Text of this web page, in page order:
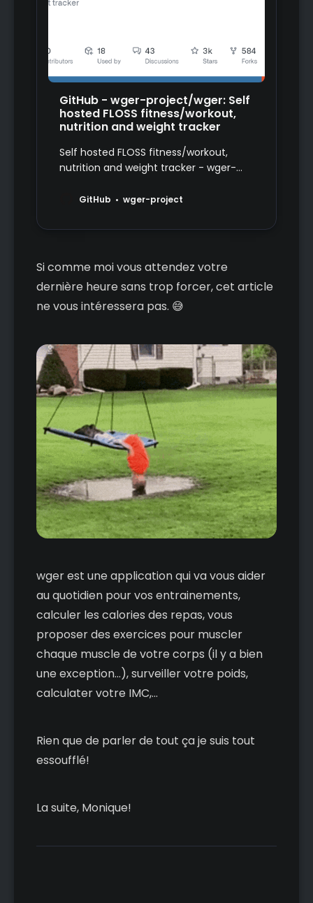
GitHub - wger-project/wger: Self
hosted FLOSS fitness/workout,
nutrition and weight tracker
Self hosted FLOSS fitness/workout,
nutrition and weight tracker - wger-
GitHub wger-project
Si comme moi vous attendez votre
dernière heure sans trop forcer, cet article
ne vous intéressera pas. 😅
wger est une application qui va vous aider
au quotidien pour vos entrainements,
calculer les calories des repas, vous
proposer des exercices pour muscler
chaque muscle de votre corps (il y a bien
une exception...), surveiller votre poids,
calculater votre IMC,...
Rien que de parler de tout ça je suis tout
essoufflé!
La suite, Monique!